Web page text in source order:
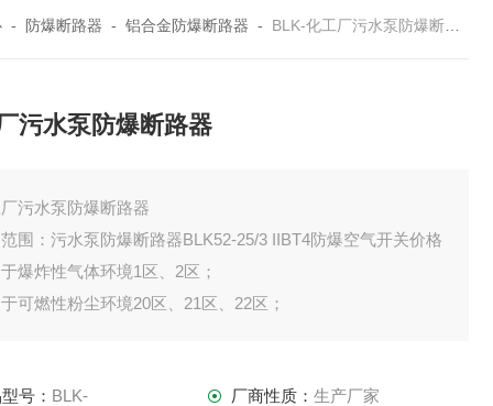
- 防爆断路器 -铝合金防爆断路器 - BLK-化工厂污水泵防爆断路器
污水泵防爆断路器
污水泵防爆断路器
围：污水泵防爆断路器BLK52-25/3 IIBT4防爆空气开关价格
爆炸性气体环境1区、2区；
可燃性粉尘环境20区、21区、22区；
号： BLK- 厂商性质： 生产厂家